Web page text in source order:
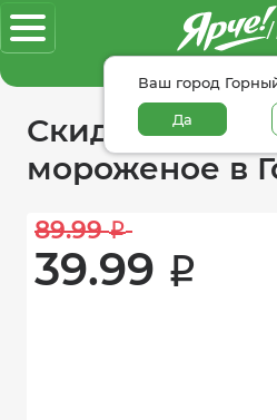
/
Ваш город
Да
100%
Скидки в
мороженое в
89.99 i
39.99 i